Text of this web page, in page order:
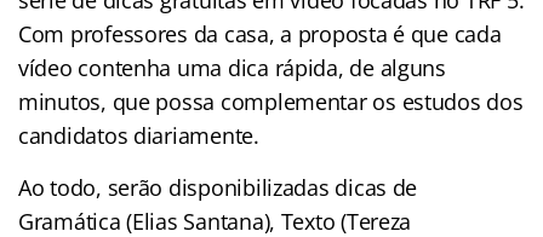
Com professores da casa, a proposta é que cada
vídeo contenha uma dica rápida, de alguns
minutos, que possa complementar os estudos dos
candidatos diariamente.
Ao todo, serão disponibilizadas dicas de
Gramática (Elias Santana), Texto (Tereza